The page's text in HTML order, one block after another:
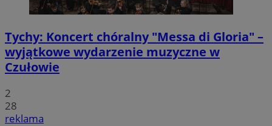
Tychy: Koncert chóralny "Messa di Gloria" –
wyjątkowe wydarzenie muzyczne w
Czułowie
2
28
reklama